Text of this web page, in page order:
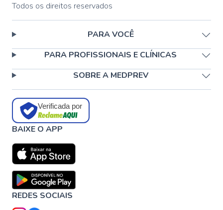
Todos os direitos reservados
PARA VOCÊ
PARA PROFISSIONAIS E CLÍNICAS
SOBRE A MEDPREV
Verificada por
BAIXE O APP
REDES SOCIAIS